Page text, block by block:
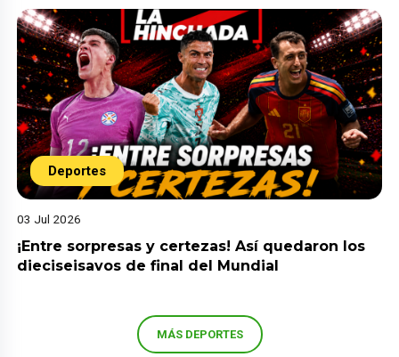
Deportes
03 Jul 2026
¡Entre sorpresas y certezas! Así quedaron los
dieciseisavos de final del Mundial
MÁS DEPORTES